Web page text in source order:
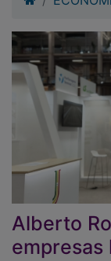
Alberto
empresas